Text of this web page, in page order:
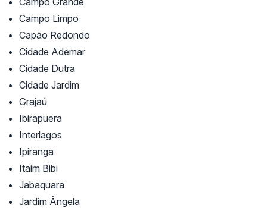
Campo Limpo
Capão Redondo
Cidade Ademar
Cidade Dutra
Cidade Jardim
Grajaú
Ibirapuera
Interlagos
Ipiranga
Itaim Bibi
Jabaquara
Jardim Ângela